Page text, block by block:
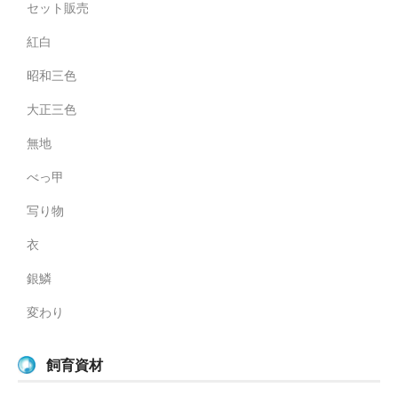
セット販売
紅白
昭和三色
大正三色
無地
べっ甲
写り物
衣
銀鱗
変わり
飼育資材